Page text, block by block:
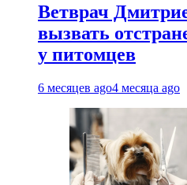
Ветврач
вызвать
у питомцев
6 месяцев ago4 месяца ago